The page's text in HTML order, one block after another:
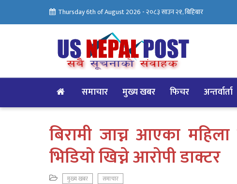
Thursday 6th of August 2026 -२०८३ साउन २१, बिहिबार
समाचार मुख्य खबर फिचर अन्तर्वार्ता
बिरामी जाच्न आएका
भिडियो खिच्ने आरोपी डाक्टर
मुख्य खबर समाचार